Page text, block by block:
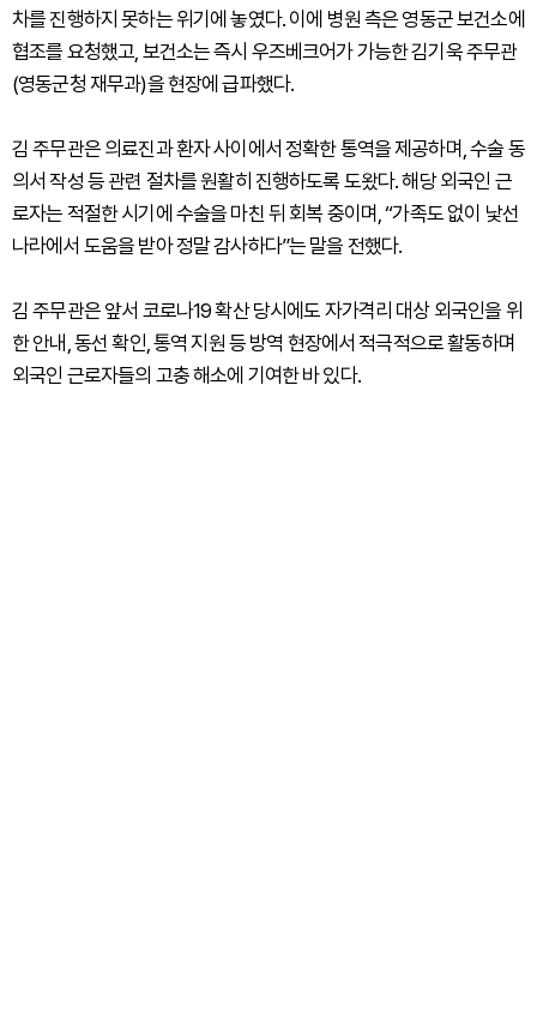
차를 진행하지 못하는 위기에 놓였다. 이에 병원 측은 영동군 보건소에
협조를 요청했고, 보건소는 즉시 우즈베크어가 가능한 김기욱 주무관
(영동군청 재무과)을 현장에 급파했다.
김 주무관은 의료진과 환자 사이에서 정확한 통역을 제공하며, 수술 동
의서 작성 등 관련 절차를 원활히 진행하도록 도왔다. 해당 외국인 근
로자는 적절한 시기에 수술을 마친 뒤 회복 중이며, “가족도 없이 낯선
나라에서 도움을 받아 정말 감사하다”는 말을 전했다.
김 주무관은 앞서 코로나19 확산 당시에도 자가격리 대상 외국인을 위
한 안내, 동선 확인, 통역 지원 등 방역 현장에서 적극적으로 활동하며
외국인 근로자들의 고충 해소에 기여한 바 있다.